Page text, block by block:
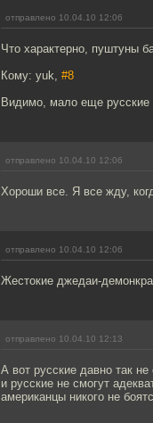
отправлено 10.04.10 12:06
Что характерно, пуштуны
Кому: yuk, #8
Видимо, мало еще русские
отправлено 10.04.10 12:06
Хороши все. Я все жду,
отправлено 10.04.10 12:06
Жестокие джедаи-
отправлено 10.04.10 12:13
А вот русские давно так
и русские не смогут
американцы никого не